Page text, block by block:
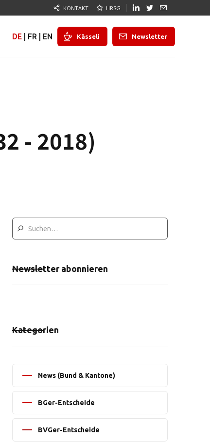
KONTAKT HRSG
DE FR EN Kässeli Newsletter
- 2018)
Newsletter abonnieren
Kategorien
News (Bund & Kantone)
BGer-Entscheide
BVGer-Entscheide